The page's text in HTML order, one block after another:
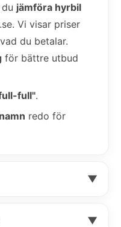
jämföra hyrbil
Vi visar priser
du betalar.
för bättre utbud
full".
redo för
▼
▼